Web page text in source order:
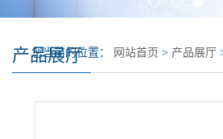
产品展厅
您当前的位置： 网站首页 > 产品展厅